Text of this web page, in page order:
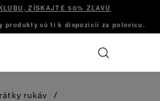
ZÍSKAJTE 50% ZĽAVU
produkty sú ti k dispozícii za polovicu.
rukáv
/